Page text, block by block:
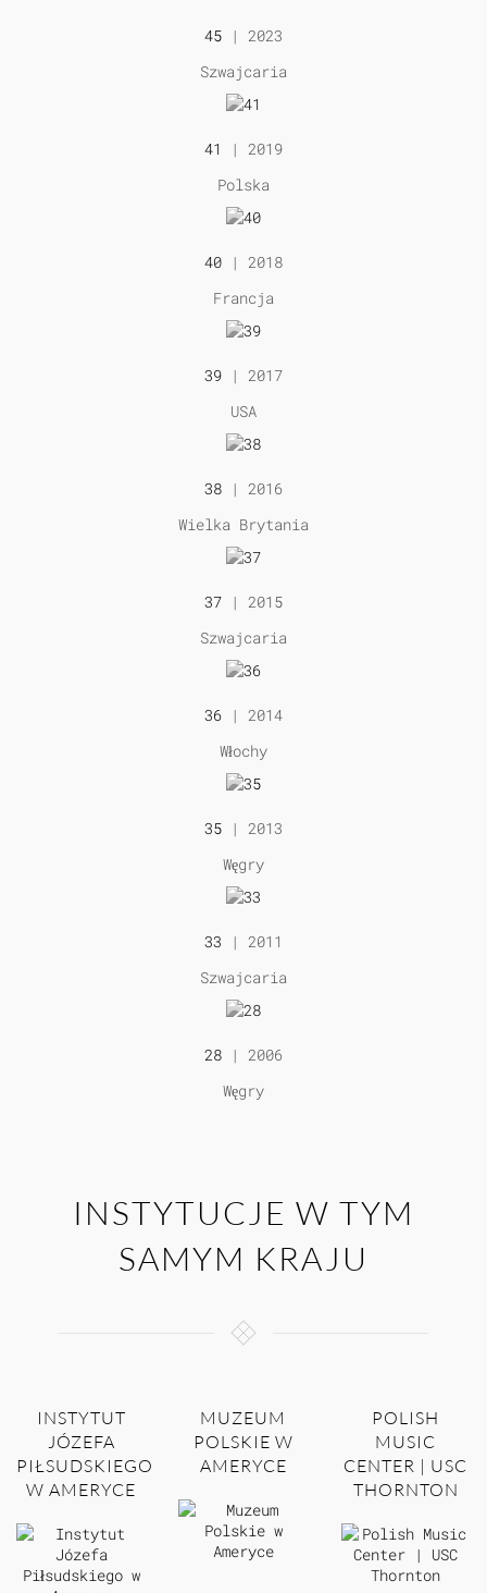
45 | 2023
Szwajcaria
41
| 2019
Polska
40 | 2018
Francja
39 | 2017
USA
38 | 2016
Wielka Brytania
37 | 2015
Szwajcaria
36 | 2014
Włochy
35 | 2013
Węgry
33 | 2011
Szwajcaria
28 | 2006
Węgry
INSTYTUCJE W TYM
SAMYM KRAJU
INSTYTUT
JÓZEFA
PIŁSUDSKIEGO
W AMERYCE
MUZEUM
POLSKIE W
AMERYCE
POLISH
MUSIC
CENTER | USC
THORNTON